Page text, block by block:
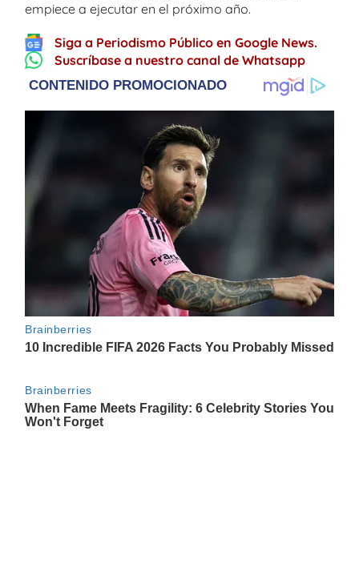
empiece a ejecutar en el próximo año.
Siga a Periodismo Público en Google News.
Suscríbase a nuestro canal de Whatsapp